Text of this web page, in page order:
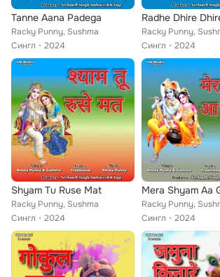
Tanne Aana Padega
Racky Punny, Sushma
Сингл
2024
Radhe Dhire
Racky Punny,
Сингл
2024
Shyam Tu Ruse Mat
Racky Punny, Sushma
Сингл
2024
Mera Shyam Aa
Racky Punny,
Сингл
2024